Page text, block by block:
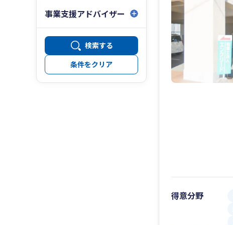
事業支援アドバイザー
検索する
条件をクリア
得意分野